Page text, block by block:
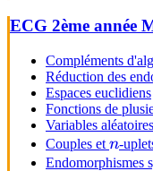
ECG 2ème année
Compléments
Réduction des
Espaces euclidiens
Fonctions de
Variables
Couples et n
n-
Endomorphismes